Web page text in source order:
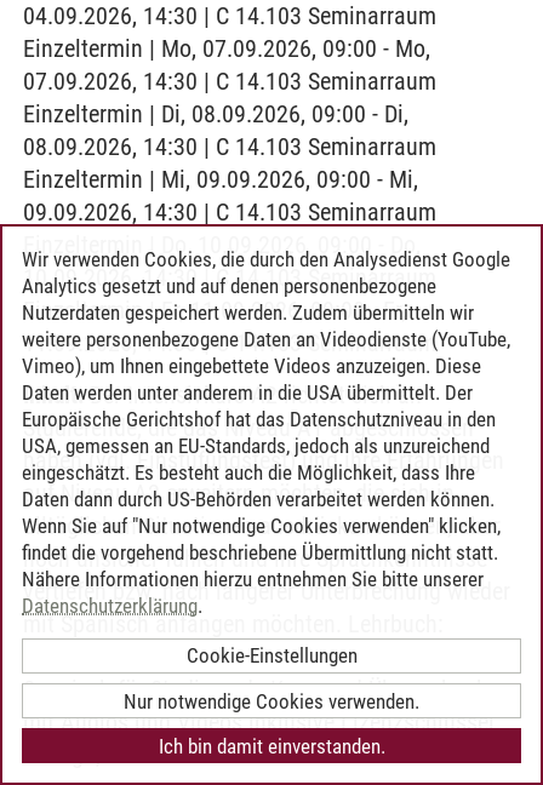
04.09.2026, 14:30 | C 14.103 Seminarraum
Einzeltermin | Mo, 07.09.2026, 09:00 - Mo,
07.09.2026, 14:30 | C 14.103 Seminarraum
Einzeltermin | Di, 08.09.2026, 09:00 - Di,
08.09.2026, 14:30 | C 14.103 Seminarraum
Einzeltermin | Mi, 09.09.2026, 09:00 - Mi,
09.09.2026, 14:30 | C 14.103 Seminarraum
Einzeltermin | Do, 10.09.2026, 09:00 - Do,
10.09.2026, 14:30 | C 14.103 Seminarraum
Einzeltermin | Fr, 11.09.2026, 09:00 - Fr,
11.09.2026, 14:30 | C 14.103 Seminarraum
Inhalt:Der Intensivkurs A2 richtet sich an
Studierende, die das Niveau A1 abgeschlossen
haben (vgl. Einstufungstest) und ihre Erfahrungen
auf Niveau A2 erweitern möchten, die sich in
alltäglichen Situationen ausdrücken können, aber
noch unsicher fühlen und ihre Sprachkenntnisse
vertiefen bzw. nach längerer Unterbrechung wieder
mit Spanisch anfangen möchten. Lehrbuch:
Estudiantes.ELE A2 - Hybride Ausgabe allango
Spanisch für Studierende Kurs- und Übungsbuch
mit Audios und Videos inklusive Lizenzschlüssel
allango, 215 Seiten ISBN 978-3-12-515091-1
Wir verwenden Cookies, die durch den Analysedienst Google
Analytics gesetzt und auf denen personenbezogene
Nutzerdaten gespeichert werden. Zudem übermitteln wir
weitere personenbezogene Daten an Videodienste (YouTube,
Vimeo), um Ihnen eingebettete Videos anzuzeigen. Diese
Daten werden unter anderem in die USA übermittelt. Der
Europäische Gerichtshof hat das Datenschutzniveau in den
USA, gemessen an EU-Standards, jedoch als unzureichend
eingeschätzt. Es besteht auch die Möglichkeit, dass Ihre
Daten dann durch US-Behörden verarbeitet werden können.
Wenn Sie auf "Nur notwendige Cookies verwenden" klicken,
findet die vorgehend beschriebene Übermittlung nicht statt.
Nähere Informationen hierzu entnehmen Sie bitte unserer
Datenschutzerklärung.
Cookie-Einstellungen
Nur notwendige Cookies verwenden.
Ich bin damit einverstanden.